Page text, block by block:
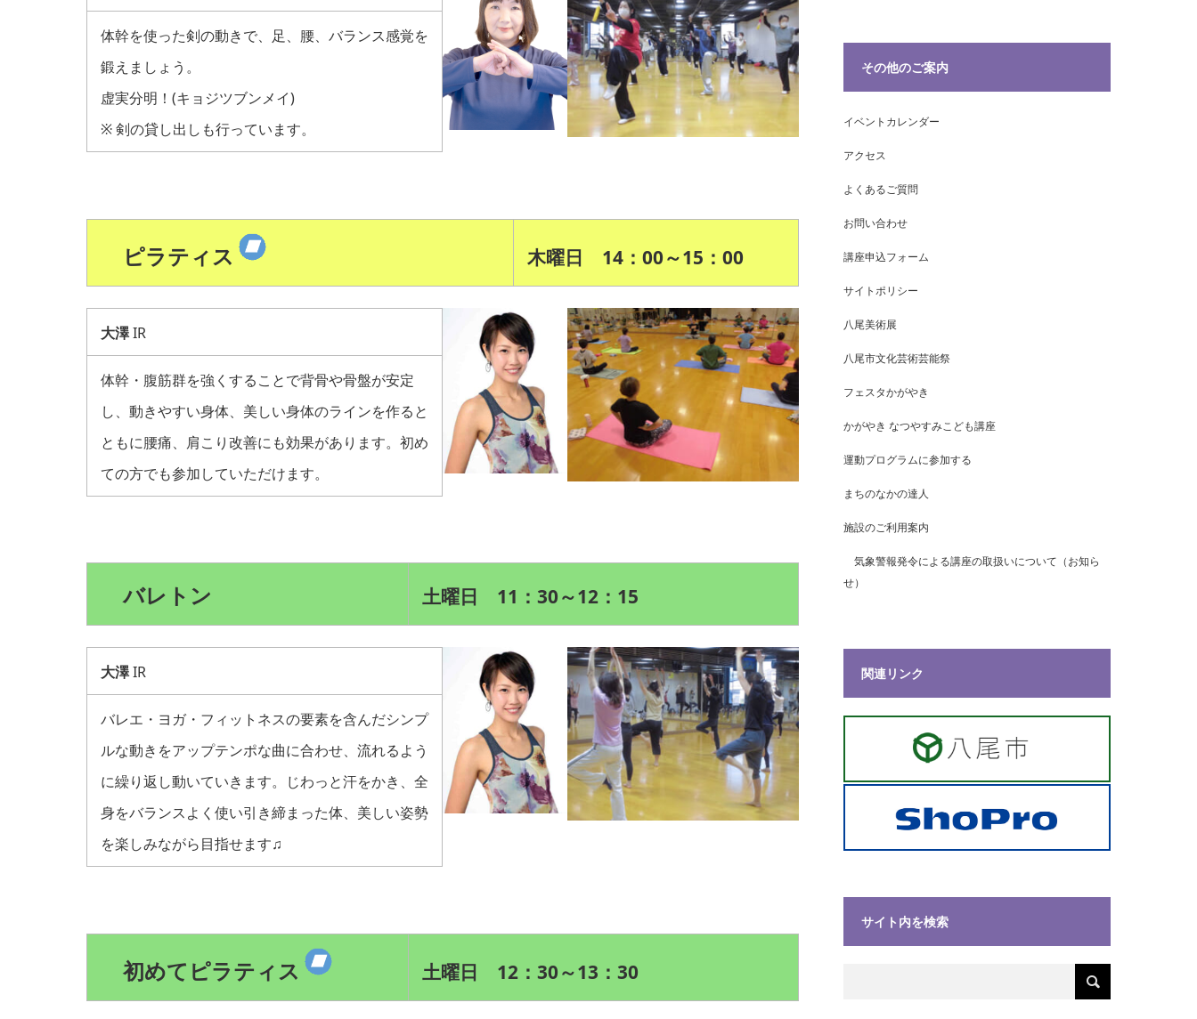
体幹を使った剣の動きで、足、腰、バランス感覚を
鍛えましょう。
虚実分明！(キョジツブンメイ)
※ 剣の貸し出しも行っています。
ピラティス 木曜日 14：00～15：00
大澤IR
体幹・腹筋群を強くすることで背骨や骨盤が安定
し、動きやすい身体、美しい身体のラインを作ると
ともに腰痛、肩こり改善にも効果があります。初め
ての方でも参加していただけます。
バレトン 土曜日 11：30～12：15
大澤IR
バレエ・ヨガ・フィットネスの要素を含んだシンプ
ルな動きをアップテンポな曲に合わせ、流れるよう
に繰り返し動いていきます。じわっと汗をかき、全
身をバランスよく使い引き締まった体、美しい姿勢
を楽しみながら目指せます♫
初めてピラティス 土曜日 12：30～13：30
その他のご案内
イベントカレンダー
アクセス
よくあるご質問
お問い合わせ
講座申込フォーム
サイトポリシー
八尾美術展
八尾市文化芸術芸能祭
フェスタかがやき
かがやき なつやすみこども講座
運動プログラムに参加する
まちのなかの達人
施設のご利用案内
気象警報発令による講座の取扱いについて（お知ら
せ）
関連リンク
サイト内を検索